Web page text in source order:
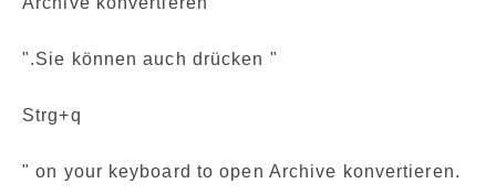
".Sie können auch drücken "
Strg+q
" on your keyboard to open Archive konvertieren.